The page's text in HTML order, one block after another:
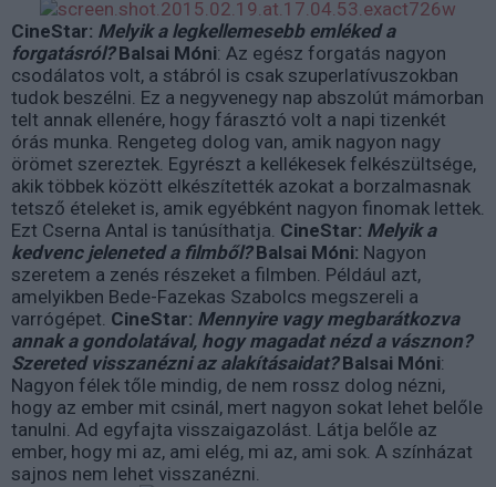
CineStar: Melyik a legkellemesebb emléked a
forgatásról? Balsai Móni: Az egész forgatás nagyon
csodálatos volt, a stábról is csak szuperlatívuszokban
tudok beszélni. Ez a negyvenegy nap abszolút mámorban
telt annak ellenére, hogy fárasztó volt a napi tizenkét
órás munka. Rengeteg dolog van, amik nagyon nagy
örömet szereztek. Egyrészt a kellékesek felkészültsége,
akik többek között elkészítették azokat a borzalmasnak
tetsző ételeket is, amik egyébként nagyon finomak lettek.
Ezt Cserna Antal is tanúsíthatja. CineStar: Melyik a
kedvenc jeleneted a filmből? Balsai Móni: Nagyon
szeretem a zenés részeket a filmben. Például azt,
amelyikben Bede-Fazekas Szabolcs megszereli a
varrógépet. CineStar: Mennyire vagy megbarátkozva
annak a gondolatával, hogy magadat nézd a vásznon?
Szereted visszanézni az alakításaidat? Balsai Móni:
Nagyon félek tőle mindig, de nem rossz dolog nézni,
hogy az ember mit csinál, mert nagyon sokat lehet belőle
tanulni. Ad egyfajta visszaigazolást. Látja belőle az
ember, hogy mi az, ami elég, mi az, ami sok. A színházat
sajnos nem lehet visszanézni.